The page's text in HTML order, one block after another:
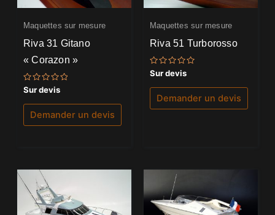
Maquettes sur mesure
Riva 31 Gitano
« Corazon »
Note
0
sur
Sur devis
Demander un devis
Maquettes sur mesure
Riva 51 Turborosso
Note
0
sur
Sur devis
Demander un devis